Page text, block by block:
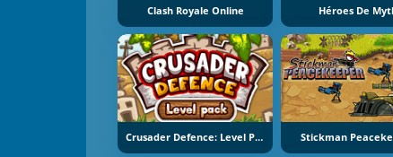
Clash Royale Online Héroes De
Crusader Defence: Level Pack Stickman